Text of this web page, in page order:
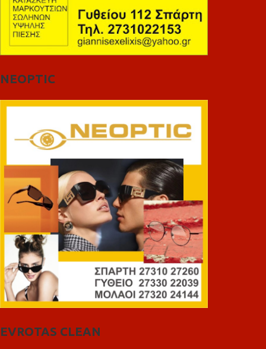
NEOPTIC
EVROTAS CLEAN